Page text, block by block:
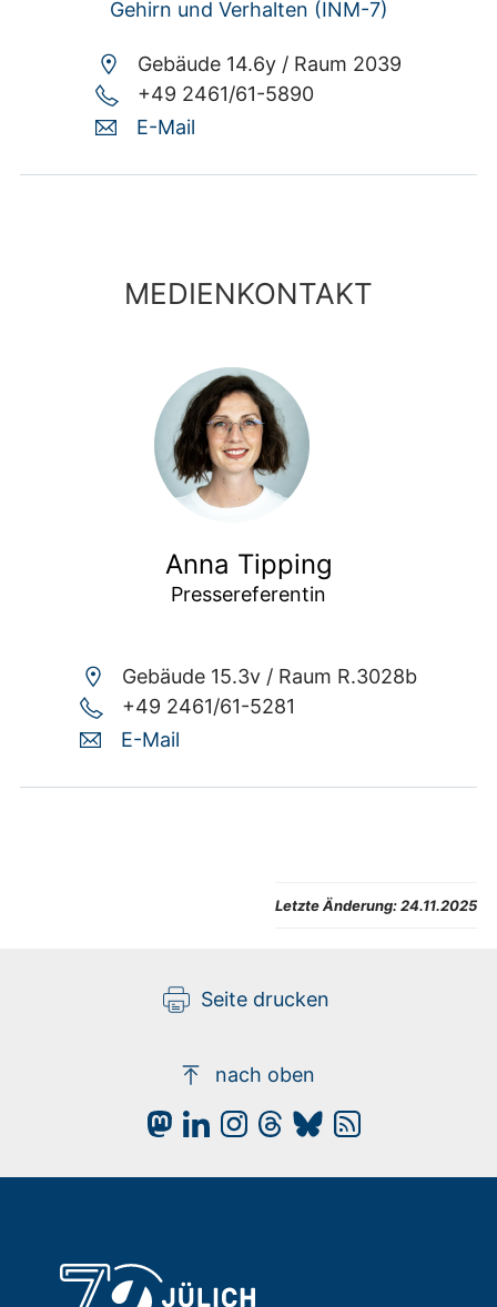
Gehirn und Verhalten (INM-7)
Gebäude 14.6y / Raum 2039
+49 2461/61-5890
E-Mail
MEDIENKONTAKT
Anna Tipping
Pressereferentin
Gebäude 15.3v / Raum R.3028b
+49 2461/61-5281
E-Mail
Letzte Änderung:24.11.2025
Seite drucken
nach oben